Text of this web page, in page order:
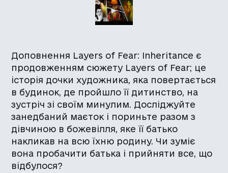
Доповнення Layers of Fear: Inheritance є
продовженням сюжету Layers of Fear; це
історія дочки художника, яка повертається
в будинок, де пройшло її дитинство, на
зустріч зі своїм минулим. Досліджуйте
занедбаний маєток і пориньте разом з
дівчиною в божевілля, яке її батько
накликав на всю їхню родину. Чи зуміє
вона пробачити батька і прийняти все, що
відбулося?